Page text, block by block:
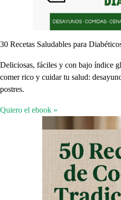
30 Recetas Saludables para
Deliciosas, fáciles y con bajo índice
comer rico y cuidar tu salud:
postres.
Quiero el ebook »